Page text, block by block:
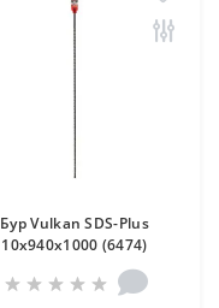
Бур Vulkan SDS-Plus
10x940x1000 (6474)